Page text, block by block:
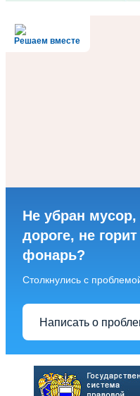
Решаем вместе
Не убран
дороге, не горит
фонарь?
Столкнулись с
Написать о